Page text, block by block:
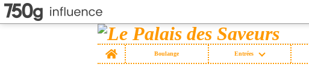
Boulange
Entrées